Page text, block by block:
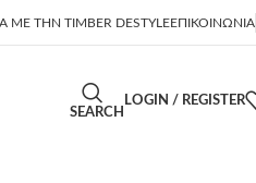
ΜΕ ΤΗΝ TIMBER DESTYLEΕΠΙΚΟΙΝΩΝΙΑ
SEARCH
LOGIN / REGISTER